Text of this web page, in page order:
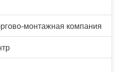
монтажная компания